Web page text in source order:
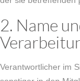
2. Name
Verantwortlicher im